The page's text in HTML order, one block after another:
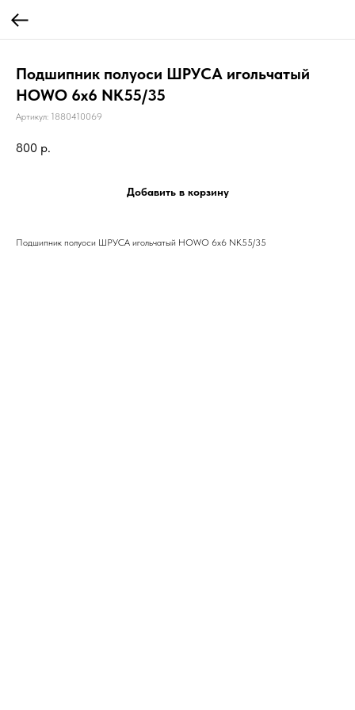
Подшипник полуоси ШРУСА игольчатый
HOWO 6х6 NK55/35
Артикул: 1880410069
800 р.
Добавить в корзину
Подшипник полуоси ШРУСА игольчатый HOWO 6х6 NK55/35